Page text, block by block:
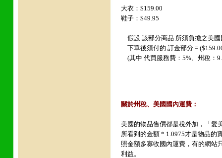
大衣：$159.00
鞋子：$49.95
假設 該部分商品 所須負擔之美國
下單後須付的 訂金部分 =
(其中 代買服務費：5%、州稅：
關於州稅、 美國國內運費 ：
美國的物品售價都是稅外加，「愛
所看到的金額 * 1.0975才是物品的
照金額多寡收國內運費，有的網站
利益。